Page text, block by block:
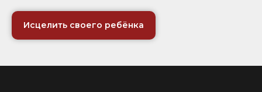
Исцелить своего ребёнка